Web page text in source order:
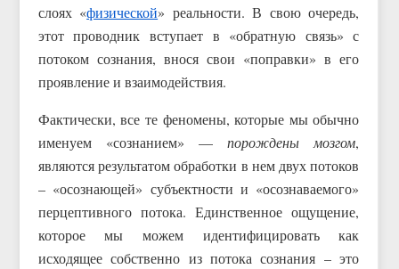
слоях «физической» реальности. В свою очередь,
этот проводник вступает в «обратную связь» с
потоком сознания, внося свои «поправки» в его
проявление и взаимодействия.
Фактически, все те феномены, которые мы обычно
именуем «сознанием» —порождены мозгом,
являются результатом обработки в нем двух потоков
– «осознающей» субъектности и «осознаваемого»
перцептивного потока. Единственное ощущение,
которое мы можем идентифицировать как
исходящее собственно из потока сознания – это